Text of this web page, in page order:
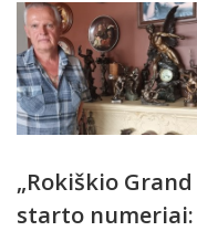
„Rokiškio
starto